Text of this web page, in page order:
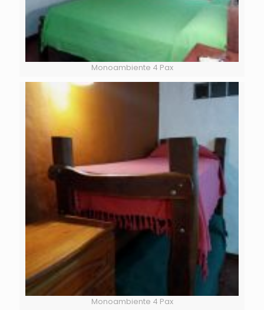
Monoambiente 4 Pax
Monoambiente 4 Pax